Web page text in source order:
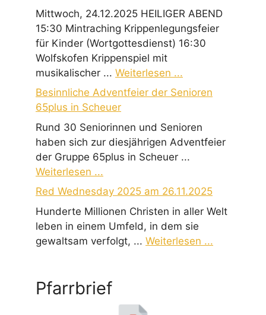
Mittwoch, 24.12.2025 HEILIGER ABEND
15:30 Mintraching Krippenlegungsfeier
für Kinder (Wortgottesdienst) 16:30
Wolfskofen Krippenspiel mit
musikalischer ... Weiterlesen ...
Besinnliche Adventfeier der Senioren
65plus in Scheuer
Rund 30 Seniorinnen und Senioren
haben sich zur diesjährigen Adventfeier
der Gruppe 65plus in Scheuer ...
Weiterlesen ...
Red Wednesday 2025 am 26.11.2025
Hunderte Millionen Christen in aller Welt
leben in einem Umfeld, in dem sie
gewaltsam verfolgt, ... Weiterlesen ...
Pfarrbrief